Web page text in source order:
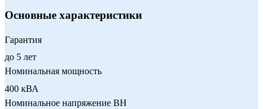
Основные характеристики
Гарантия
до 5 лет
Номинальная мощность
400 кВА
Номинальное напряжение ВН